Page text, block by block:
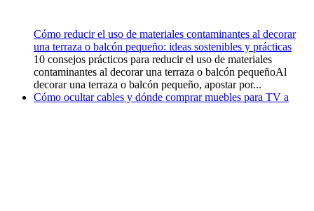
Cómo reducir el uso de materiales contaminantes al decorar
una terraza o balcón pequeño: ideas sostenibles y prácticas
10 consejos prácticos para reducir el uso de materiales
contaminantes al decorar una terraza o balcón pequeñoAl
decorar una terraza o balcón pequeño, apostar por...
Cómo ocultar cables y dónde comprar muebles para TV a